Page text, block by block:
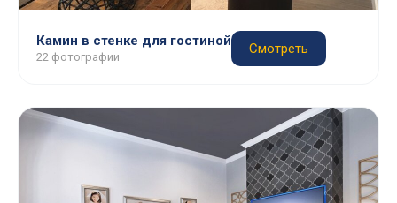
Камин в стенке для гостиной
22 фотографии
Смотреть